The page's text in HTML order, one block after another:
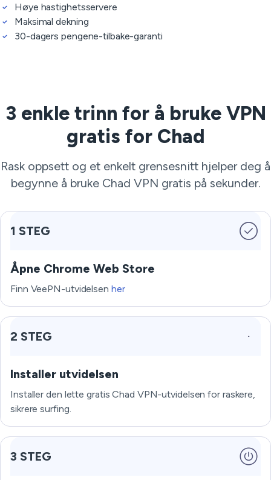
Høye hastighetsservere
Maksimal dekning
30-dagers pengene-tilbake-garanti
3 enkle trinn for å bruke VPN
gratis for Chad
Rask oppsett og et enkelt grensesnitt hjelper deg å
begynne å bruke Chad VPN gratis på sekunder.
1 STEG
Åpne Chrome Web Store
Finn VeePN-utvidelsen her
2 STEG
Installer utvidelsen
Installer den lette gratis Chad VPN-utvidelsen for raskere,
sikrere surfing.
3 STEG